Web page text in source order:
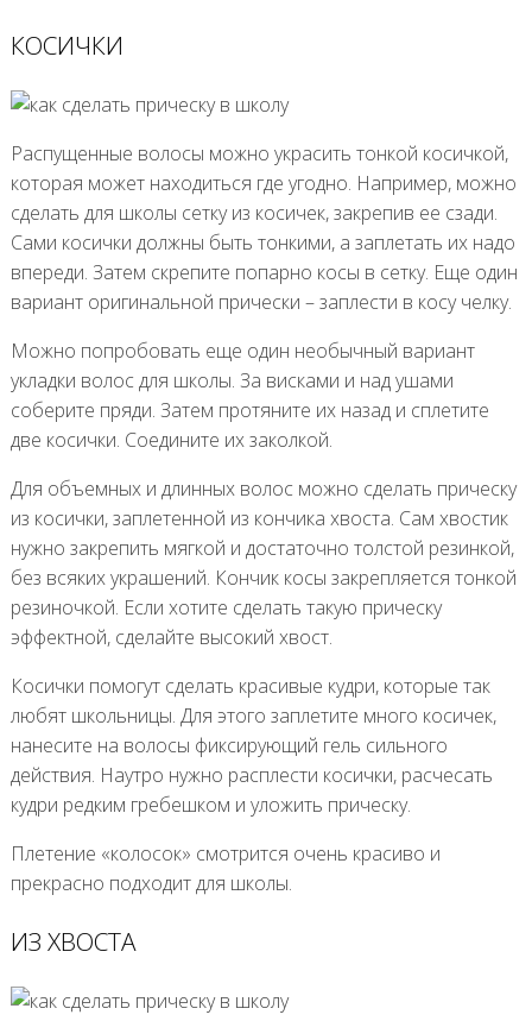
КОСИЧКИ
Распущенные волосы можно украсить тонкой косичкой,
которая может находиться где угодно. Например, можно
сделать для школы сетку из косичек, закрепив ее сзади.
Сами косички должны быть тонкими, а заплетать их надо
впереди. Затем скрепите попарно косы в сетку. Еще один
вариант оригинальной прически – заплести в косу челку.
Можно попробовать еще один необычный вариант
укладки волос для школы. За висками и над ушами
соберите пряди. Затем протяните их назад и сплетите
две косички. Соедините их заколкой.
Для объемных и длинных волос можно сделать прическу
из косички, заплетенной из кончика хвоста. Сам хвостик
нужно закрепить мягкой и достаточно толстой резинкой,
без всяких украшений. Кончик косы закрепляется тонкой
резиночкой. Если хотите сделать такую прическу
эффектной, сделайте высокий хвост.
Косички помогут сделать красивые кудри, которые так
любят школьницы. Для этого заплетите много косичек,
нанесите на волосы фиксирующий гель сильного
действия. Наутро нужно расплести косички, расчесать
кудри редким гребешком и уложить прическу.
Плетение «колосок» смотрится очень красиво и
прекрасно подходит для школы.
ИЗ ХВОСТА